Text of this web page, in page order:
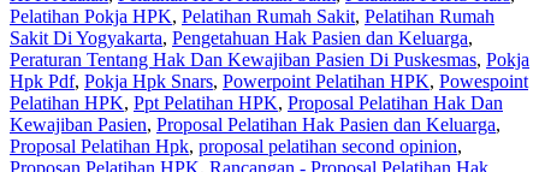
Pelatihan Pokja HPK, Pelatihan Rumah Sakit‎, Pelatihan Rumah
Sakit Di Yogyakarta, Pengetahuan Hak Pasien dan Keluarga,
Peraturan Tentang Hak Dan Kewajiban Pasien Di Puskesmas, Pokja
Hpk Pdf, Pokja Hpk Snars, Powerpoint Pelatihan HPK, Powespoint
Pelatihan HPK, Ppt Pelatihan HPK, Proposal Pelatihan Hak Dan
Kewajiban Pasien, Proposal Pelatihan Hak Pasien dan Keluarga,
Proposal Pelatihan Hpk, proposal pelatihan second opinion,
Proposan Pelatihan HPK, Rancangan - Proposal Pelatihan Hak